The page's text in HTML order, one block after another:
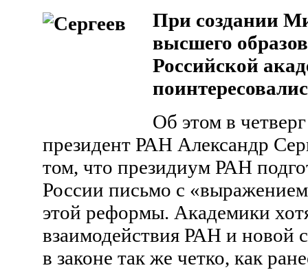
При создании
высшего
Российской
Об этом в
президент РАН Александр
том, что президиум РАН
России письмо с
этой реформы. Академики
взаимодействия РАН и новой
в законе так же четко, как